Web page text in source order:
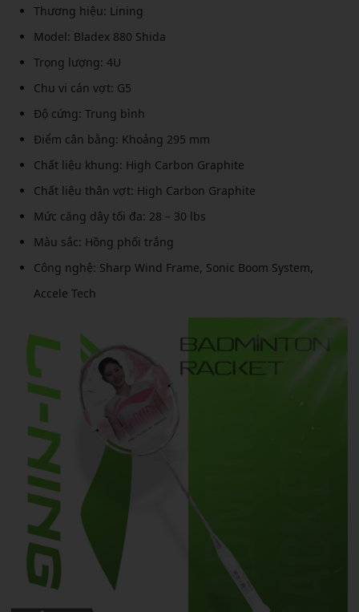
Thương hiệu: Lining
Model: Bladex 880 Shida
Trọng lượng: 4U
Chu vi cán vợt: G5
Độ cứng: Trung bình
Điểm cân bằng: Khoảng 295 mm
Chất liệu khung: High Carbon Graphite
Chất liệu thân vợt: High Carbon Graphite
Mức căng dây tối đa: 28 – 30 lbs
Màu sắc: Hồng phối trắng
Công nghệ: Sharp Wind Frame, Sonic Boom System,
Accele Tech